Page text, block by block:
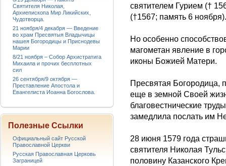
святителем Гурием (†
(†1567; память 6 ноября).
Но особенно
магометан явление в
иконы Божией Матери.
Пресвятая Богородица,
еще в земной Своей
благовестнические
замедлила послать им
28 июня 1579 года
святителя Николая
половину Казанского
Святителя Николая,
Архиепископа Мир Ликийских,
Чудотворца.
21 ноября/4 декабря — Введение
во храм Пресвятыя Владычицы
нашея Богородицы и Приснодевы
Марии
8/21 ноября – Собор Архистратига
Михаила и прочих бесплотных
сил
26 сентября/9 октября —
Преставление Апостола и
Евангелиста Иоанна Богослова.
Полезные Ссылки
Официальный сайт Русской
Православной Церкви
Русская Православная Церковь
Заграницей